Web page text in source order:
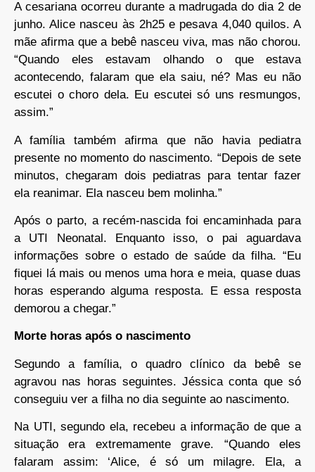
A cesariana ocorreu durante a madrugada do dia 2 de
junho. Alice nasceu às 2h25 e pesava 4,040 quilos. A
mãe afirma que a bebê nasceu viva, mas não chorou.
“Quando eles estavam olhando o que estava
acontecendo, falaram que ela saiu, né? Mas eu não
escutei o choro dela. Eu escutei só uns resmungos,
assim.”
A família também afirma que não havia pediatra
presente no momento do nascimento. “Depois de sete
minutos, chegaram dois pediatras para tentar fazer
ela reanimar. Ela nasceu bem molinha.”
Após o parto, a recém-nascida foi encaminhada para
a UTI Neonatal. Enquanto isso, o pai aguardava
informações sobre o estado de saúde da filha. “Eu
fiquei lá mais ou menos uma hora e meia, quase duas
horas esperando alguma resposta. E essa resposta
demorou a chegar.”
Morte horas após o nascimento
Segundo a família, o quadro clínico da bebê se
agravou nas horas seguintes. Jéssica conta que só
conseguiu ver a filha no dia seguinte ao nascimento.
Na UTI, segundo ela, recebeu a informação de que a
situação era extremamente grave. “Quando eles
falaram assim: ‘Alice, é só um milagre. Ela, a